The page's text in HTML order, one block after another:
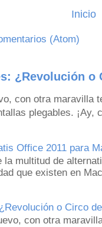
Inicio
(Atom)
¿Revolución o
con otra maravilla
plegables. ¡Ay,
Office 2011 para
la multitud de
que existen en
o Circo
con otra